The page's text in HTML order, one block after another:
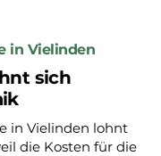
in Vielinden
sich
in Vielinden lohnt
die Kosten für die